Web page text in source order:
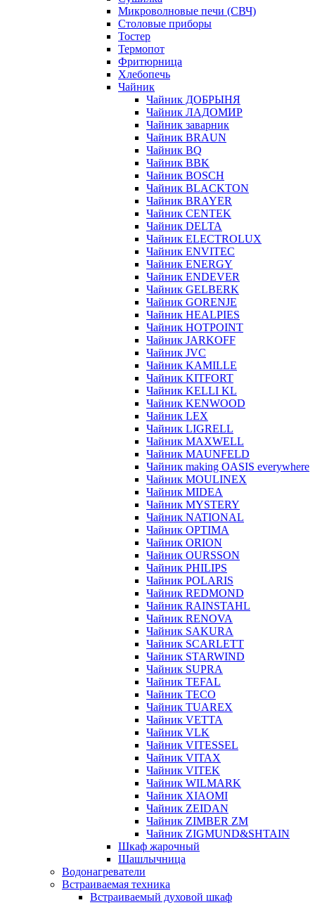
Микроволновые печи (СВЧ)
Столовые приборы
Тостер
Термопот
Фритюрница
Хлебопечь
Чайник
Чайник ДОБРЫНЯ
Чайник ЛАДОМИР
Чайник заварник
Чайник BRAUN
Чайник BQ
Чайник BBK
Чайник BOSCH
Чайник BLACKTON
Чайник BRAYER
Чайник CENTEK
Чайник DELTA
Чайник ELECTROLUX
Чайник ENVITEC
Чайник ENERGY
Чайник ENDEVER
Чайник GELBERK
Чайник GORENJE
Чайник HEALPIES
Чайник HOTPOINT
Чайник JARKOFF
Чайник JVC
Чайник KAMILLE
Чайник KITFORT
Чайник KELLI KL
Чайник KENWOOD
Чайник LEX
Чайник LIGRELL
Чайник MAXWELL
Чайник MAUNFELD
Чайник making OASIS everywhere
Чайник MOULINEX
Чайник MIDEA
Чайник MYSTERY
Чайник NATIONAL
Чайник OPTIMA
Чайник ORION
Чайник OURSSON
Чайник PHILIPS
Чайник POLARIS
Чайник REDMOND
Чайник RAINSTAHL
Чайник RENOVA
Чайник SAKURA
Чайник SCARLETT
Чайник STARWIND
Чайник SUPRA
Чайник TEFAL
Чайник TECO
Чайник TUAREX
Чайник VETTA
Чайник VLK
Чайник VITESSEL
Чайник VITAX
Чайник VITEK
Чайник WILMARK
Чайник XIAOMI
Чайник ZEIDAN
Чайник ZIMBER ZM
Чайник ZIGMUND&SHTAIN
Шкаф жарочный
Шашлычница
Водонагреватели
Встраиваемая техника
Встраиваемый духовой шкаф